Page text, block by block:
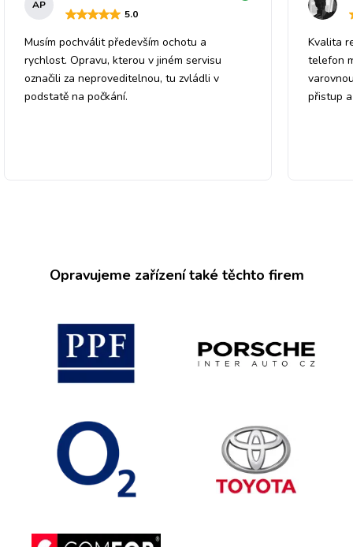
AP
5.0
Musím pochválit především ochotu a
rychlost. Opravu, kterou v jiném servisu
označili za neproveditelnou, tu zvládli v
podstatě na počkání.
Kvalita
telefon
přistup
Opravujeme zařízení také těchto firem